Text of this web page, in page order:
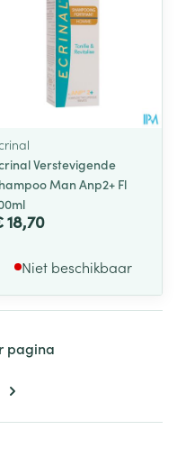
Verstevigende
Man Anp2+ Fl
18,70
Niet beschikbaar
momenteel pagina
pagina